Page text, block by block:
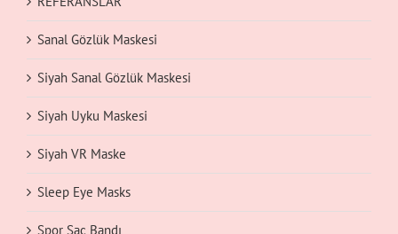
Sanal Gözlük Maskesi
Siyah Sanal Gözlük Maskesi
Siyah Uyku Maskesi
Siyah VR Maske
Sleep Eye Masks
Spor Saç Bandı